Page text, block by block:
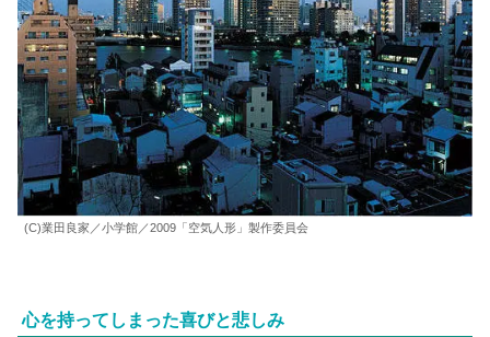
(C)業田良家／小学館／2009「空気人形」製作委員会
心を持ってしまった喜びと悲しみ